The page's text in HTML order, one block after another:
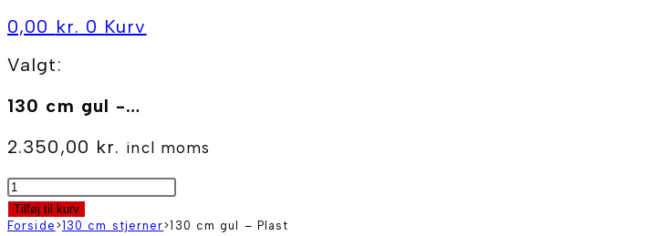
0,00 kr. 0 Kurv
Valgt:
130 cm gul -…
2.350,00 kr. incl moms
130
cm
gul
Tilføj til kurv
Forside >130 cm stjerner>130 cm gul – Plast